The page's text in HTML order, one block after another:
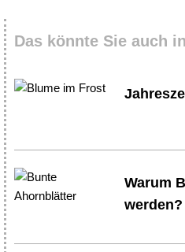
Das könnte Sie auch
Warum
werden?